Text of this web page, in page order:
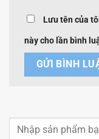
Lưu tên của
này cho lần bình